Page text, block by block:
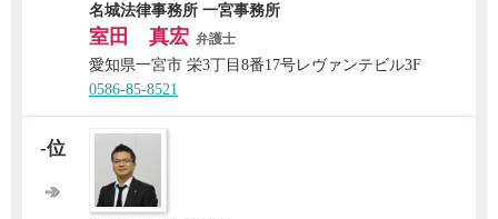
名城法律事務所 一宮事務所
室田 真宏 弁護士
愛知県一宮市 栄3丁目8番17号レヴァンテビル3F
0586-85-8521
-位